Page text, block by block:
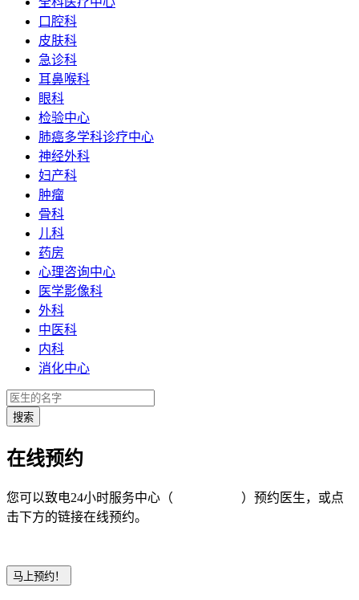
口腔科
皮肤科
急诊科
耳鼻喉科
眼科
检验中心
肺癌多学科诊疗中心
神经外科
妇产科
肿瘤
骨科
儿科
药房
心理咨询中心
医学影像科
外科
中医科
内科
消化中心
在线预约
您可以致电24小时服务中心（
）预约医生，或点
击下方的链接在线预约。